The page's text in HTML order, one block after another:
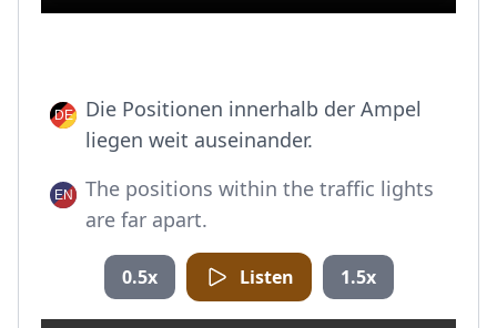
Die Positionen innerhalb der Ampel
liegen weit auseinander.
The positions within the traffic lights
are far apart.
0.5x Listen 1.5x